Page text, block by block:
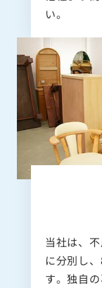
い。
当社は、
に分別し
す。独自